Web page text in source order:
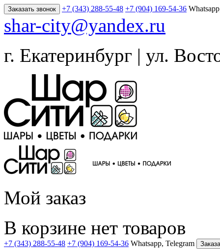
Заказать звонок +7 (343) 288-55-48 +7 (904) 169-54-36
shar-city@yandex.ru
г. Екатеринбург | ул.
Мой заказ
В корзине нет товаров
+7 (343) 288-55-48 +7 (904) 169-54-36 Whatsapp, Telegram